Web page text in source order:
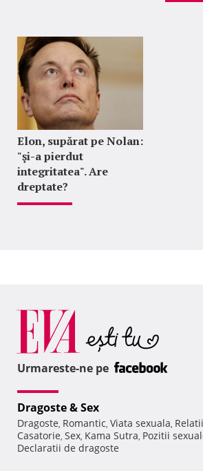
Elon, supărat pe Nolan:
"şi-a pierdut
integritatea". Are
dreptate?
Urmareste-ne pe
Dragoste & Sex
Dragoste, Romantic, Viata sexuala, Relatii
Casatorie, Sex, Kama Sutra, Pozitii
Declaratii de dragoste